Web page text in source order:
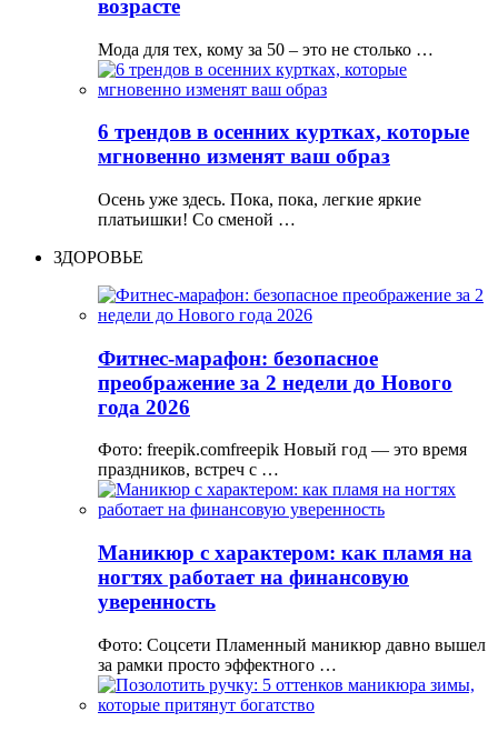
возрасте
Мода для тех, кому за 50 – это не столько …
6 трендов в осенних куртках, которые
мгновенно изменят ваш образ
Осень уже здесь. Пока, пока, легкие яркие
платьишки! Со сменой …
ЗДОРОВЬЕ
Фитнес-марафон: безопасное
преображение за 2 недели до Нового
года 2026
Фото: freepik.comfreepik Новый год — это время
праздников, встреч с …
Маникюр с характером: как пламя на
ногтях работает на финансовую
уверенность
Фото: Соцсети Пламенный маникюр давно вышел
за рамки просто эффектного …